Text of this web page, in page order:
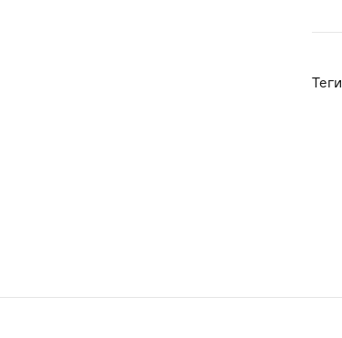
Теги